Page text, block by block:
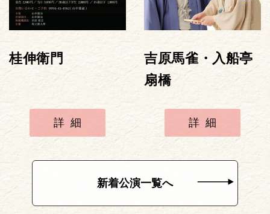
桂伸衛門
詳細
吉原馬雀・入船亭
扇橋
詳細
新着公演一覧へ